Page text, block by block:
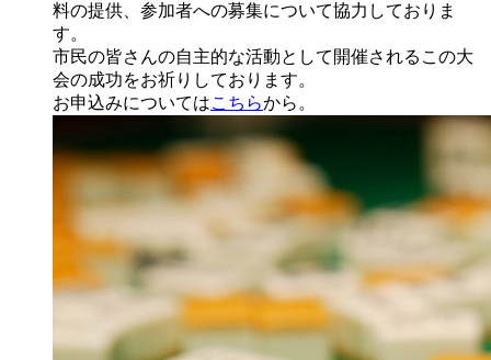
料の提供、参加者への募集について協力しておりま
す。
市民の皆さんの自主的な活動として開催されるこの大
会の成功をお祈りしております。
お申込みについてはこちらから。